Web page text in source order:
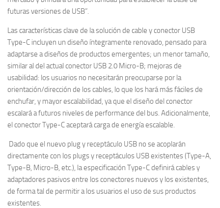
futuras versiones de USB”.
Las características clave de la solución de cable y conector USB
Type-C incluyen un diseño íntegramente renovado, pensado para
adaptarse a diseños de productos emergentes; un menor tamaño,
similar al del actual conector USB 2.0 Micro-B; mejoras de
usabilidad: los usuarios no necesitarán preocuparse por la
orientación/dirección de los cables, lo que los hará más fáciles de
enchufar, y mayor escalabilidad, ya que el diseño del conector
escalará a futuros niveles de performance del bus. Adicionalmente,
el conector Type-C aceptará carga de energía escalable.
Dado que el nuevo plug y receptáculo USB no se acoplarán
directamente con los plugs y receptáculos USB existentes (Type-A,
Type-B, Micro-B, etc.), la especificación Type-C definirá cables y
adaptadores pasivos entre los conectores nuevos y los existentes,
de forma tal de permitir a los usuarios el uso de sus productos
existentes.